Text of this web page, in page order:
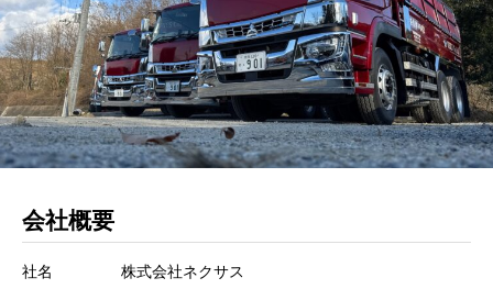
会社概要
社名 株式会社ネクサス